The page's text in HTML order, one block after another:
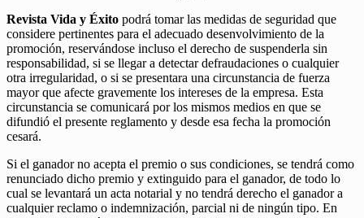
Revista Vida y Éxito podrá tomar las medidas de seguridad que
considere pertinentes para el adecuado desenvolvimiento de la
promoción, reservándose incluso el derecho de suspenderla sin
responsabilidad, si se llegar a detectar defraudaciones o cualquier
otra irregularidad, o si se presentara una circunstancia de fuerza
mayor que afecte gravemente los intereses de la empresa. Esta
circunstancia se comunicará por los mismos medios en que se
difundió el presente reglamento y desde esa fecha la promoción
cesará.
Si el ganador no acepta el premio o sus condiciones, se tendrá como
renunciado dicho premio y extinguido para el ganador, de todo lo
cual se levantará un acta notarial y no tendrá derecho el ganador a
cualquier reclamo o indemnización, parcial ni de ningún tipo. En